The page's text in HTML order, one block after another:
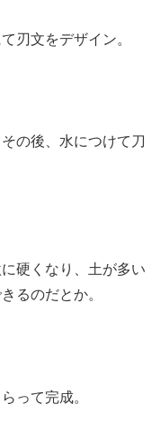
刃文をデザイン。
の後、水につけて刀
硬くなり、土が多い
るのだとか。
って完成。